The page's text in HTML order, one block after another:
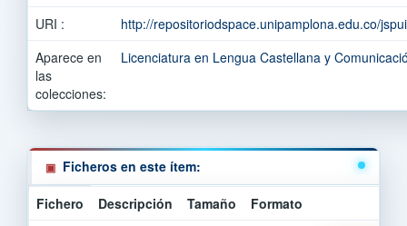
URI :
http://repositoriodspace.unipamplona.edu.co/
Aparece en
las
colecciones:
Licenciatura en Lengua Castellana y
Ficheros en este ítem:
Fichero Descripción Tamaño
Formato